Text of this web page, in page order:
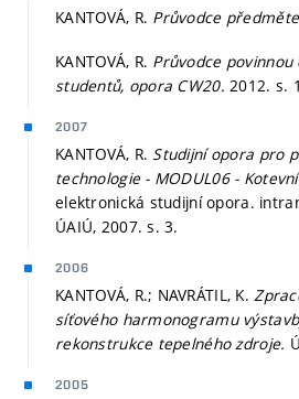
KANTOVÁ, R. Průvodce
KANTOVÁ, R. Průvodce
studentů, opora CW20.2012. s.
2007
KANTOVÁ, R. Studijní opora pro
technologie - MODUL06 -
elektronická studijní opora.
ÚAIÚ, 2007.s. 3.
2006
KANTOVÁ, R.; NAVRÁTIL, K.
síťového harmonogramu
rekonstrukce tepelného zdroje.
2005